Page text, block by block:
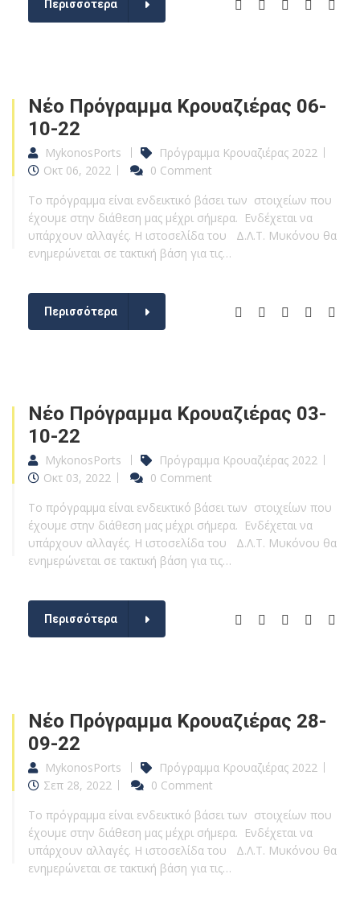
Περισσότερα
Νέο Πρόγραμμα Κρουαζιέρας 06-
10-22
MykonosPorts
Πρόγραμμα Κρουαζιέρας 2022
Οκτ 06, 2022
0 Comment
Το πρόγραμμα είναι ενδεικτικό βάσει των στοιχείων που
έχουμε στην διάθεση μας μέχρι σήμερα. Ενδέχεται να
υπάρχουν αλλαγές. Η ιστοσελίδα του Δ.Λ.Τ. Μυκόνου θα
ενημερώνεται σε τακτική βάση για τις…
Περισσότερα
Νέο Πρόγραμμα Κρουαζιέρας 03-
10-22
MykonosPorts
Πρόγραμμα Κρουαζιέρας 2022
Οκτ 03, 2022
0 Comment
Το πρόγραμμα είναι ενδεικτικό βάσει των στοιχείων που
έχουμε στην διάθεση μας μέχρι σήμερα. Ενδέχεται να
υπάρχουν αλλαγές. Η ιστοσελίδα του Δ.Λ.Τ. Μυκόνου θα
ενημερώνεται σε τακτική βάση για τις…
Περισσότερα
Νέο Πρόγραμμα Κρουαζιέρας 28-
09-22
MykonosPorts
Πρόγραμμα Κρουαζιέρας 2022
Σεπ 28, 2022
0 Comment
Το πρόγραμμα είναι ενδεικτικό βάσει των στοιχείων που
έχουμε στην διάθεση μας μέχρι σήμερα. Ενδέχεται να
υπάρχουν αλλαγές. Η ιστοσελίδα του Δ.Λ.Τ. Μυκόνου θα
ενημερώνεται σε τακτική βάση για τις…